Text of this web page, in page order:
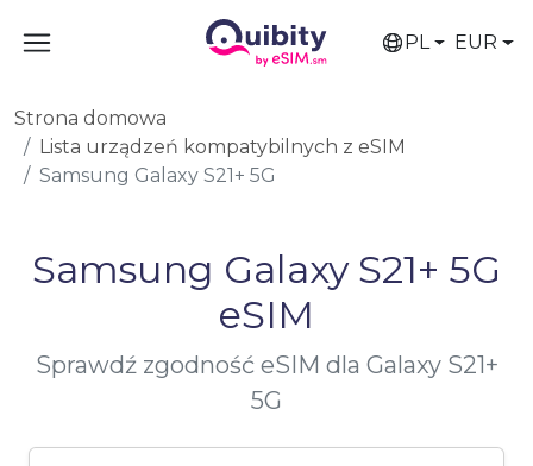
PL EUR
Strona domowa
Lista urządzeń kompatybilnych z eSIM
Samsung Galaxy S21+ 5G
Samsung Galaxy S21+ 5G
eSIM
Sprawdź zgodność eSIM dla Galaxy S21+
5G